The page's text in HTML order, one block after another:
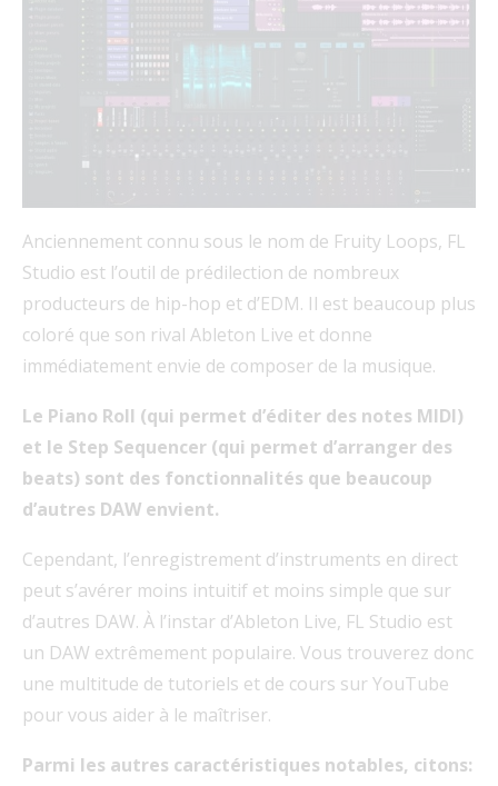
Anciennement connu sous le nom de Fruity Loops, FL
Studio est l’outil de prédilection de nombreux
producteurs de hip-hop et d’EDM. Il est beaucoup plus
coloré que son rival Ableton Live et donne
immédiatement envie de composer de la musique.
Le Piano Roll (qui permet d’éditer des notes MIDI)
et le Step Sequencer (qui permet d’arranger des
beats) sont des fonctionnalités que beaucoup
d’autres DAW envient.
Cependant, l’enregistrement d’instruments en direct
peut s’avérer moins intuitif et moins simple que sur
d’autres DAW. À l’instar d’Ableton Live, FL Studio est
un DAW extrêmement populaire. Vous trouverez donc
une multitude de tutoriels et de cours sur YouTube
pour vous aider à le maîtriser.
Parmi les autres caractéristiques notables, citons: